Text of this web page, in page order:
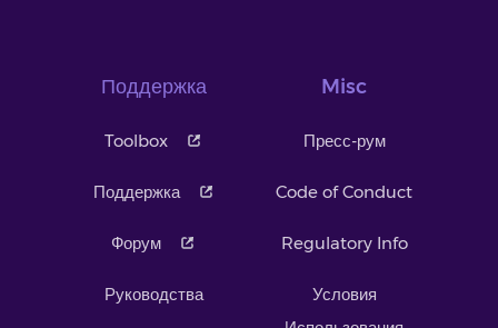
Поддержка
Toolbox
Поддержка
Форум
Руководства
Misc
Пресс-рум
Code of Conduct
Regulatory Info
Условия